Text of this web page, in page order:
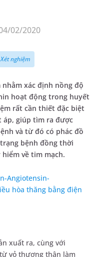
02/2020
nghiệm
xác định nồng độ
hoạt động trong huyết
rất cần thiết đặc biệt
áp, giúp tìm ra được
và từ đó có phác đồ
bệnh đồng thời
về tim mạch.
Angiotensin-
hòa thăng bằng điện
xuất ra, cùng với
vỏ thượng thận làm